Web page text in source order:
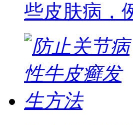
些皮肤病，